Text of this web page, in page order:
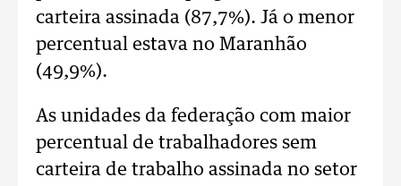
carteira assinada (87,7%). Já o menor
percentual estava no Maranhão
(49,9%).
As unidades da federação com maior
percentual de trabalhadores sem
carteira de trabalho assinada no setor